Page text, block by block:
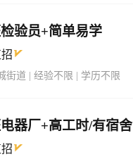
验员+简单易学
街道 | 经验不限 | 学历不限
器厂+高工时/有宿舍